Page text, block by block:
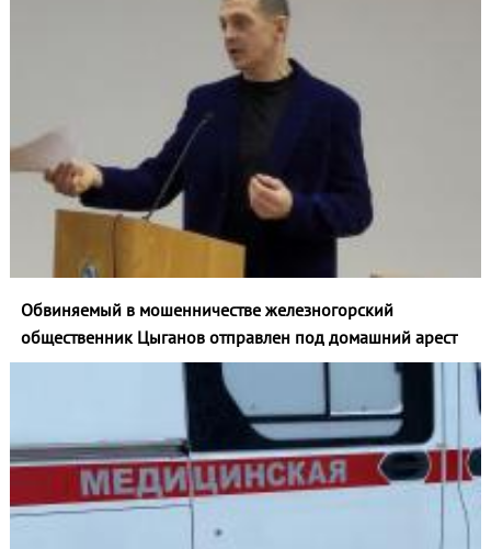
Обвиняемый в мошенничестве железногорский
общественник Цыганов отправлен под домашний арест